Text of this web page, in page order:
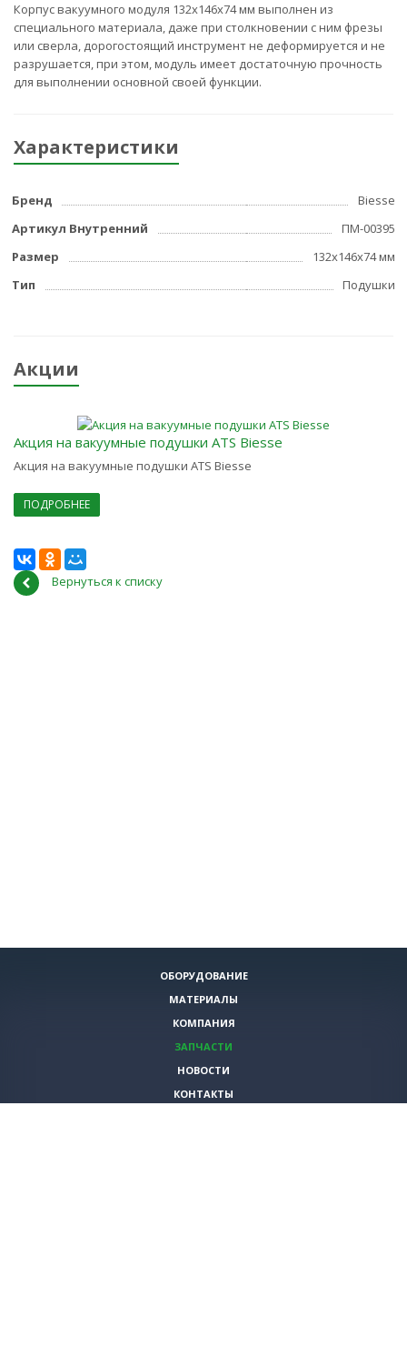
Корпус вакуумного модуля 132x146х74 мм выполнен из
специального материала, даже при столкновении с ним фрезы
или сверла, дорогостоящий инструмент не деформируется и не
разрушается, при этом, модуль имеет достаточную прочность
для выполнении основной своей функции.
Характеристики
Бренд
Biesse
Артикул Внутренний
ПМ-00395
Размер
132х146х74 мм
Тип
Подушки
Акции
Акция на вакуумные подушки ATS Biesse
Акция на вакуумные подушки ATS Biesse
ПОДРОБНЕЕ
Вернуться к списку
ОБОРУДОВАНИЕ
МАТЕРИАЛЫ
КОМПАНИЯ
ЗАПЧАСТИ
НОВОСТИ
КОНТАКТЫ